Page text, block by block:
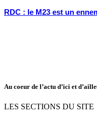
RDC : le M23 est un
Au coeur de l’actu d’ici et
LES SECTIONS DU SITE